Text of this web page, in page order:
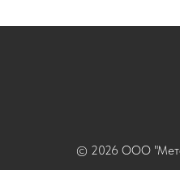
© 2026 ООО